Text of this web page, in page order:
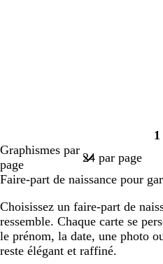
1
Graphismes par
page
Faire-part de naissance pour
Choisissez un faire-part de
ressemble. Chaque carte se
le prénom, la date, une photo
reste élégant et raffiné.